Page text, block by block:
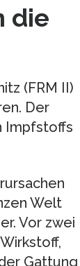
die
(FRM II)
Der
Impfstoffs
Welt
Vor zwei
Gattung